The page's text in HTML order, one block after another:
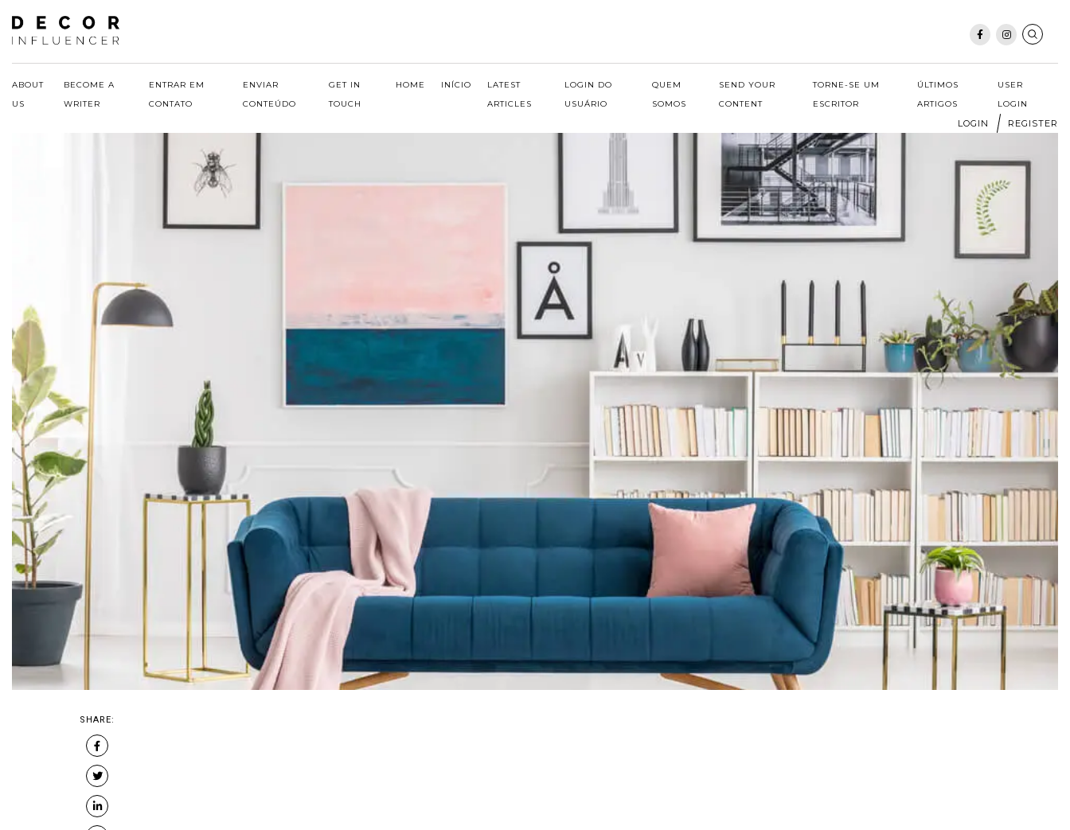
Skip
content
ABOUT
US
BECOME A
WRITER
ENTRAR EM
CONTATO
ENVIAR
CONTEÚDO
GET IN
TOUCH
HOME INÍCIO
LATEST
ARTICLES
LOGIN DO
USUÁRIO
QUEM
SOMOS
SEND YOUR
CONTENT
TORNE-SE UM
ESCRITOR
ÚLTIMOS
ARTIGOS
USER
LOGIN
LOGIN REGISTER
SHARE: